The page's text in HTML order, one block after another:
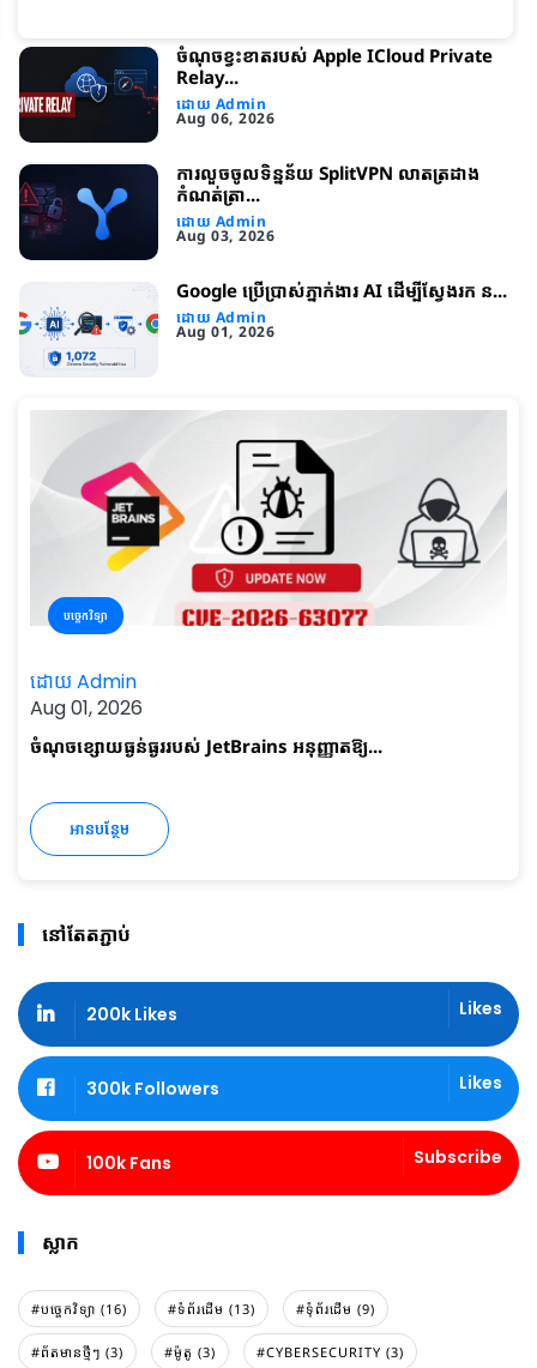
ចំណុចខ្វះខាត​របស់ Apple ICloud Private
Relay...
ដោយ Admin
Aug 06, 2026
ការលួចចូលទិន្នន័យ SplitVPN លាតត្រដាង
កំណត់ត្រា...
ដោយ Admin
Aug 03, 2026
Google ប្រើប្រាស់ភ្នាក់ងារ AI ដើម្បីស្វែងរក ន...
ដោយ Admin
Aug 01, 2026
បច្ចេកវិទ្យា
ដោយ Admin
Aug 01, 2026
ចំណុចខ្សោយធ្ងន់ធ្ងររបស់ JetBrains អនុញ្ញាតឱ្យ...
អានបន្ថែម
នៅតែតភ្ជាប់
200k Likes Likes
300k Followers Likes
100k Fans Subscribe
ស្លាក
#បច្ចេកវិទ្យា (16) #ទំព័រដេីម (13) #ទំុព័រដេីម (9)
#ព័តមានថ្មីៗ (3) #ម៉ូតូ (3) #CYBERSECURITY (3)